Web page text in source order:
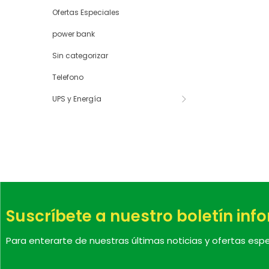
Ofertas Especiales
power bank
Sin categorizar
Telefono
UPS y Energía
Suscríbete a nuestro boletín
Para enterarte de nuestras últimas noticias y ofertas